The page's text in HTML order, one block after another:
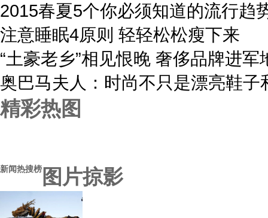
2015春夏5个你必须知道的流行趋
注意睡眠4原则 轻轻松松瘦下来
“土豪老乡”相见恨晚 奢侈品牌进军
奥巴马夫人：时尚不只是漂亮鞋子
精彩热图
新闻热搜榜 图片掠影